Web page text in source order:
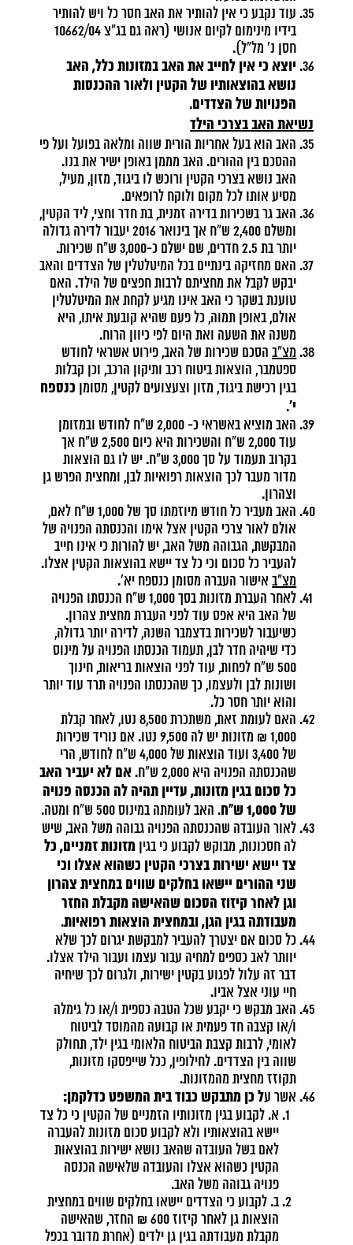
עוד נקבע כי אין להותיר את האב חסר כל ויש להותיר
בידיו מינימום לקיום אנושי (ראה גם בג"צ 10662/04
חסן נ' מל"ל).
יוצא כי אין לחייב את האב במזונות כלל, האב
נושא בהוצאותיו של הקטין ולאור ההכנסות
הפנויות של הצדדים.
נשיאת האב בצרכי הילד
האב הוא בעל אחריות הורית שווה ומלאה בפועל ועל פי
ההסכם בין ההורים. האב מממן באופן ישיר את בנו.
האב נושא בצרכי הקטין ורוכש לו ביגוד, מזון, מעיל,
מסיע אותו לכל מקום ולוקח לרופאים.
האב גר בשכירות בדירה זמנית, בת חדר וחצי, ליד הקטין,
ומשלם 2,400 ש"ח אך בינואר 2016 יעבור לדירה גדולה
יותר בת 2.5 חדרים, שם ישלם כ-3,000 ש"ח שכירות.
האם מחזיקה בינתיים בכל המיטלטלין של הצדדים והאב
יבקש לקבל את מחציתם לרבות חפצים של הילד. האם
טוענת בשקר כי האב אינו מגיע לקחת את המיטלטלין
אולם, באופן תמוה, כל פעם שהיא קובעת איתו, היא
משנה את השעה ואת היום לפי כיוון הרוח.
מצ"בהסכם שכירות של האב, פירוט אשראי לחודש
ספטמבר, הוצאות ביטוח רכב ותיקון הרכב, וכן קבלות
בגין רכישת ביגוד, מזון וצעצועים לקטין, מסומן כנספח
י'.
האב מוציא באשראי כ- 2,000 ש"ח לחודש ובמזומן
עוד 2,000 ש"ח והשכירות היא כיום 2,500 ש"ח אך
בקרוב תעמוד על סך 3,000 ש"ח. יש לו גם הוצאות
מדור מעבר לכך הוצאות רפואיות לבן, ומחצית הפרש גן
וצהרון.
האב מעביר כל חודש מיוזמתו סך של 1,000 ש"ח לאם,
אולם לאור צרכי הקטין אצל אימו והכנסתה הפנויה של
המבקשת, הגבוהה משל האב, יש להורות כי אינו חייב
להעביר כל סכום וכי כל צד יישא בהוצאות הקטין אצלו.
מצ"באישור העברה מסומן כנספח יא'.
לאחר העברת מזונות בסך 1,000 ש"ח הכנסתו הפנויה
של האב היא אפס עוד לפני העברת מחצית צהרון.
כשיעבור לשכירות בדצמבר השנה, לדירה יותר גדולה,
כדי שיהיה חדר לבן, תעמוד הכנסתו הפנויה על מינוס
500 ש"ח לפחות, עוד לפני הוצאות בריאות, חינוך
ושונות לבן ולעצמו, כך שהכנסתו הפנויה תרד עוד יותר
והוא יותר חסר כל.
האם לעומת זאת, משתכרת 8,500 נטו, לאחר קבלת
1,000 ₪ מזונות יש לה 9,500 נטו. אם נוריד שכירות
של 3,400 ועוד הוצאות של 4,000 ש"ח לחודש, הרי
שהכנסתה הפנויה היא 2,000 ש"ח.
אם לא יעביר האב
כל סכום בגין מזונות, עדיין תהיה לה הכנסה פנויה
של 1,000 ש"ח
. האב לעומתה במינוס 500 ש"ח ומטה.
לאור העובדה שהכנסתה הפנויה גבוהה משל האב, שיש
לה חסכונות, מבוקש לקבוע כי בגין מזונות זמניים, כל
צד יישא ישירות בצרכי הקטין כשהוא אצלו וכי
שני ההורים יישאו בחלקים שווים במחצית צהרון
וגן לאחר קיזוז הסכום שהאישה מקבלת החזר
מעבודתה בגין הגן, ובמחצית הוצאות רפואיות.
כל סכום אם יצטרך להעביר למבקשת יגרום לכך שלא
יוותר לאב כספים למחיה עבור עצמו ועבור הילד אצלו.
דבר זה עלול לפגוע בקטין ישירות, ולגרום לכך שיחיה
חיי עוני אצל אביו.
האב מבקש כי יקבע שכל הטבה כספית ו/או כל גימלה
ו/או קצבה חד פעמית או קבועה מהמוסד לביטוח
לאומי, לרבות קצבת הביטוח הלאומי בגין ילד, תחולק
שווה בין הצדדים. לחילופין, ככל שייפסקו מזונות,
תקוזז מחצית מהמזונות.
אשר על כן מתבקש כבוד בית המשפט כדלקמן:
א. לקבוע בגין מזונותיו הזמניים של הקטין כי כל צד
יישא בהוצאותיו ולא לקבוע סכום מזונות להעברה
לאם בשל העובדה שהאב נושא ישירות בהוצאות
הקטין כשהוא אצלו והעובדה שלאישה הכנסה
פנויה גבוהה משל האב.
ב. לקבוע כי הצדדים יישאו בחלקים שווים במחצית
הוצאות גן לאחר קיזוז 600 ₪ החזר, שהאישה
מקבלת מעבודתה בגין גן ילדים (אחרת מדובר בכפל